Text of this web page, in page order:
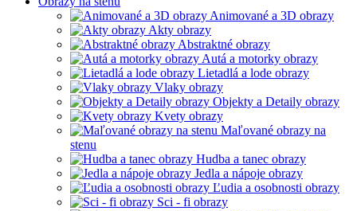
Animované a 3D obrazy
Akty obrazy
Abstraktné obrazy
Autá a motorky obrazy
Lietadlá a lode obrazy
Vlaky obrazy
Objekty a Detaily obrazy
Kvety obrazy
Maľované obrazy na
stenu
Hudba a tanec obrazy
Jedla a nápoje obrazy
Ľudia a osobnosti obrazy
Sci - fi obrazy